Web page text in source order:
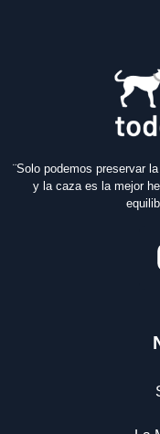
¨Solo podemos preservar
y la caza es la mejor